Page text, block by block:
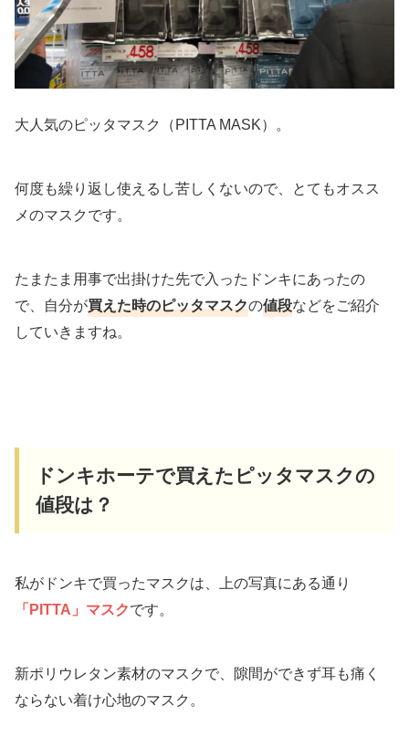
大人気のピッタマスク（PITTA MASK）。
何度も繰り返し使えるし苦しくないので、とてもオスス
メのマスクです。
たまたま用事で出掛けた先で入ったドンキにあったの
で、自分が買えた時のピッタマスクの値段などをご紹介
していきますね。
ドンキホーテで買えたピッタマスクの
値段は？
私がドンキで買ったマスクは、上の写真にある通り
「PITTA」マスクです。
新ポリウレタン素材のマスクで、隙間ができず耳も痛く
ならない着け心地のマスク。